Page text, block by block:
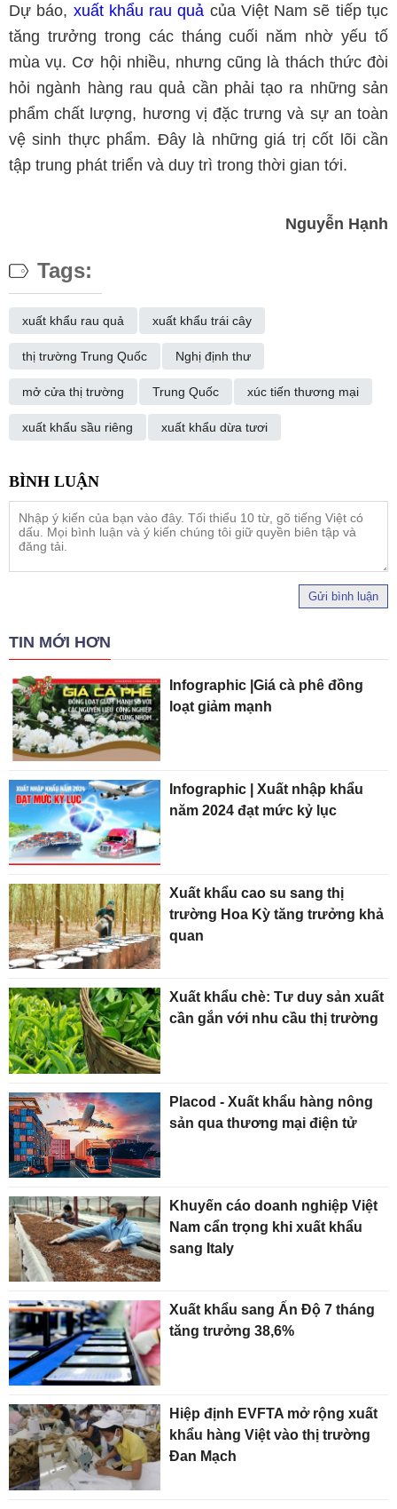
Dự báo, xuất khẩu rau quả của Việt Nam sẽ tiếp tục
tăng trưởng trong các tháng cuối năm nhờ yếu tố
mùa vụ. Cơ hội nhiều, nhưng cũng là thách thức đòi
hỏi ngành hàng rau quả cần phải tạo ra những sản
phẩm chất lượng, hương vị đặc trưng và sự an toàn
vệ sinh thực phẩm. Đây là những giá trị cốt lõi cần
tập trung phát triển và duy trì trong thời gian tới.
Nguyễn Hạnh
Tags:
xuất khẩu rau quả xuất khẩu trái cây
thị trường Trung Quốc Nghị định thư
mở cửa thị trường Trung Quốc xúc tiến thương mại
xuất khẩu sầu riêng xuất khẩu dừa tươi
Gửi bình luận
TIN MỚI HƠN
Infographic |Giá cà phê đồng
loạt giảm mạnh
Infographic | Xuất nhập khẩu
năm 2024 đạt mức kỷ lục
Xuất khẩu cao su sang thị
trường Hoa Kỳ tăng trưởng khả
quan
Xuất khẩu chè: Tư duy sản xuất
cần gắn với nhu cầu thị trường
Placod - Xuất khẩu hàng nông
sản qua thương mại điện tử
Khuyến cáo doanh nghiệp Việt
Nam cẩn trọng khi xuất khẩu
sang Italy
Xuất khẩu sang Ấn Độ 7 tháng
tăng trưởng 38,6%
Hiệp định EVFTA mở rộng xuất
khẩu hàng Việt vào thị trường
Đan Mạch